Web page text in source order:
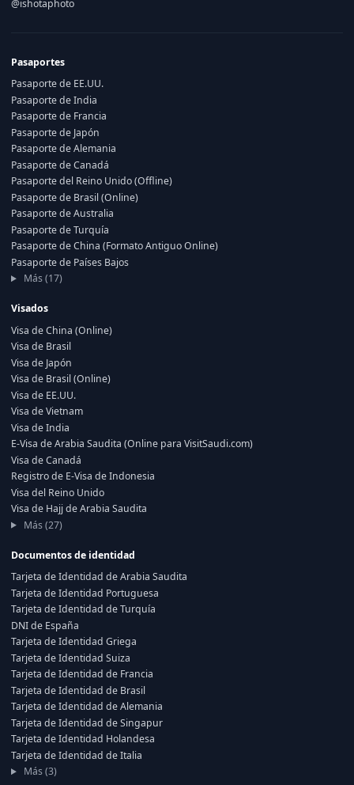
@ishotaphoto
Pasaportes
Pasaporte de EE.UU.
Pasaporte de India
Pasaporte de Francia
Pasaporte de Japón
Pasaporte de Alemania
Pasaporte de Canadá
Pasaporte del Reino Unido (Offline)
Pasaporte de Brasil (Online)
Pasaporte de Australia
Pasaporte de Turquía
Pasaporte de China (Formato Antiguo Online)
Pasaporte de Países Bajos
Más (17)
Visados
Visa de China (Online)
Visa de Brasil
Visa de Japón
Visa de Brasil (Online)
Visa de EE.UU.
Visa de Vietnam
Visa de India
E-Visa de Arabia Saudita (Online para VisitSaudi.com)
Visa de Canadá
Registro de E-Visa de Indonesia
Visa del Reino Unido
Visa de Hajj de Arabia Saudita
Más (27)
Documentos de identidad
Tarjeta de Identidad de Arabia Saudita
Tarjeta de Identidad Portuguesa
Tarjeta de Identidad de Turquía
DNI de España
Tarjeta de Identidad Griega
Tarjeta de Identidad Suiza
Tarjeta de Identidad de Francia
Tarjeta de Identidad de Brasil
Tarjeta de Identidad de Alemania
Tarjeta de Identidad de Singapur
Tarjeta de Identidad Holandesa
Tarjeta de Identidad de Italia
Más (3)